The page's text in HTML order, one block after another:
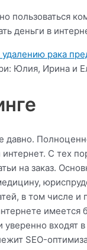
пользоваться
деньги в
Юлия, Ирина и
С тех
на заказ.
в том числе
уверенно
SEO-